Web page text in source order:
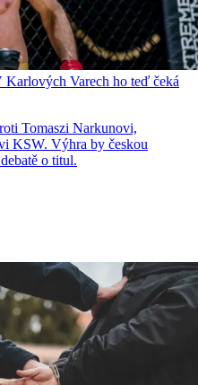
Varech ho teď čeká
Tomaszi Narkunovi,
KSW. Výhra by českou
o titul.